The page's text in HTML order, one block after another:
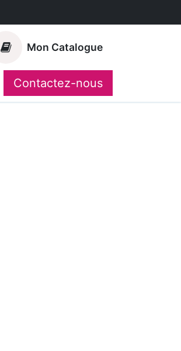
Mon Catalogue
CompoShop
Contactez-nous